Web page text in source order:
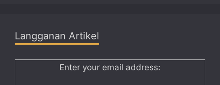
Langganan Artikel
Enter your email address: